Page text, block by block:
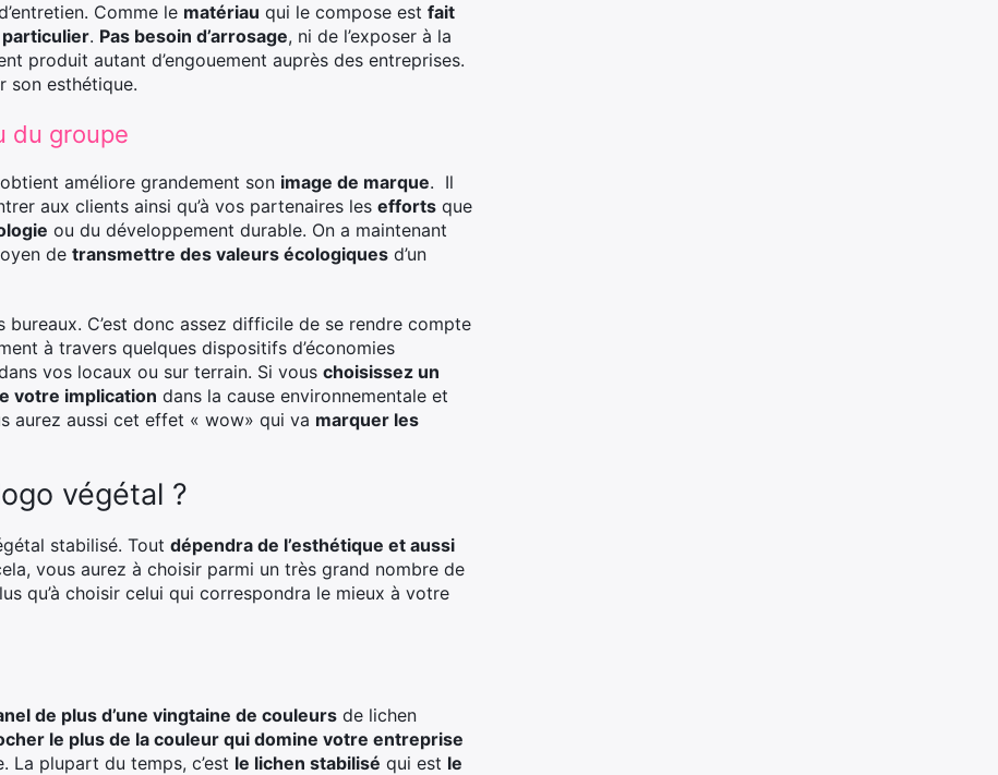
Comme le matériau qui le compose est fait
. Pas besoin d’arrosage, ni de l’exposer à la
produit autant d’engouement auprès des entreprises.
son esthétique.
du groupe
améliore grandement son image de marque. Il
aux clients ainsi qu’à vos partenaires les efforts que
ou du développement durable. On a maintenant
de transmettre des valeurs écologiques d’un
bureaux. C’est donc assez difficile de se rendre compte
à travers quelques dispositifs d’économies
vos locaux ou sur terrain. Si vous choisissez un
votre implication dans la cause environnementale et
aurez aussi cet effet « wow» qui va marquer les
végétal ?
stabilisé. Tout dépendra de l’esthétique et aussi
vous aurez à choisir parmi un très grand nombre de
qu’à choisir celui qui correspondra le mieux à votre
de plus d’une vingtaine de couleurs de lichen
le plus de la couleur qui domine votre entreprise
La plupart du temps, c’est le lichen stabilisé qui est le